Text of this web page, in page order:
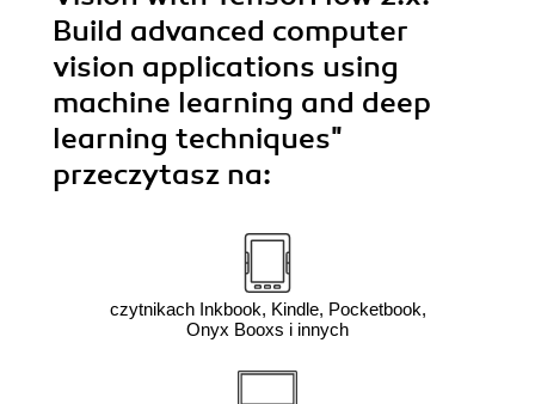
Build advanced computer
vision applications using
machine learning and deep
learning techniques"
przeczytasz na:
czytnikach Inkbook, Kindle, Pocketbook,
Onyx Booxs i innych